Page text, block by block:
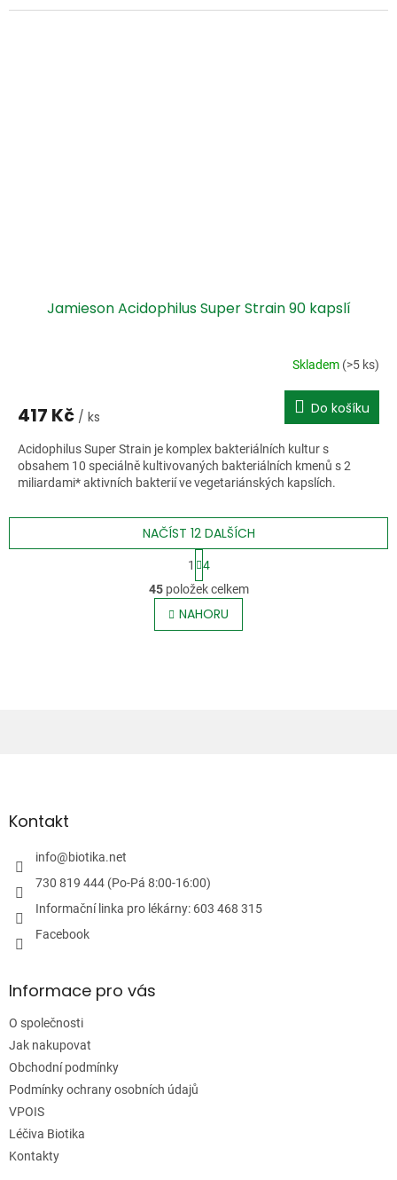
Jamieson Acidophilus Super Strain 90 kapslí
Skladem (>5 ks)
417 Kč / ks Do košíku
Acidophilus Super Strain je komplex bakteriálních kultur s
obsahem 10 speciálně kultivovaných bakteriálních kmenů s 2
miliardami* aktivních bakterií ve vegetariánských kapslích.
O
v
l
á
u
NAČÍST 12 DALŠÍCH
S
t
r
á
n
k
1
4
45položek celkem
NAHORU
aKontakt
info@biotika.net
730 819 444 (Po-Pá 8:00-16:00)
Informační linka pro lékárny: 603 468 315
Facebook
Informace pro vás
O společnosti
Jak nakupovat
Obchodní podmínky
Podmínky ochrany osobních údajů
VPOIS
Léčiva Biotika
Kontakty